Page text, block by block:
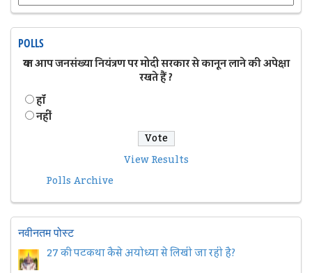
POLLS
क्या आप जनसंख्या नियंत्रण पर मोदी सरकार से कानून लाने की अपेक्षा
रखते हैं ?
हॉं
नहीं
View Results
Polls Archive
नवीनतम पोस्ट
27 की पटकथा कैसे अयोध्या से लिखी जा रही है?